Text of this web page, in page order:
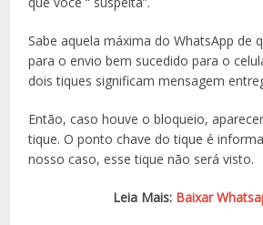
Sabe aquela máxima do WhatsApp de
para o envio bem sucedido para o
dois tiques significam mensagem
Então, caso houve o bloqueio,
tique. O ponto chave do tique é
nosso caso, esse tique não será visto.
Leia Mais: Baixar